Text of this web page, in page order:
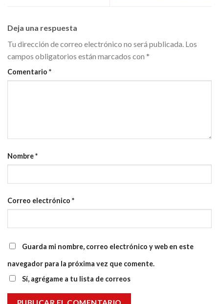
Deja una respuesta
Tu dirección de correo electrónico no será publicada. Los
campos obligatorios están marcados con *
Comentario *
Nombre*
Correo electrónico *
Guarda mi nombre, correo electrónico y web en este
navegador para la próxima vez que comente.
Sí, agrégame a tu lista de correos